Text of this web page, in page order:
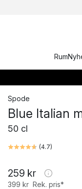
Rum
Spode
Blue Italian
50 cl
(4.7)
259 kr
399 kr Rek. pris*